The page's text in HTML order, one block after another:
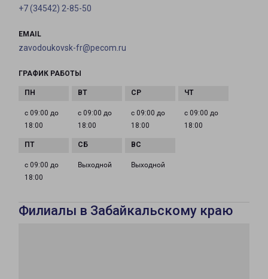
+7 (34542) 2-85-50
EMAIL
zavodoukovsk-fr@pecom.ru
ГРАФИК РАБОТЫ
с 09:00 до
18:00
с 09:00 до
18:00
с 09:00 до
18:00
с 09:00 до
18:00
с 09:00 до
18:00
Выходной Выходной
Филиалы в Забайкальскому краю